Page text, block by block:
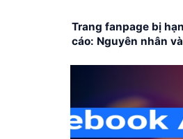
Trang fanpage bị
cáo: Nguyên nhân